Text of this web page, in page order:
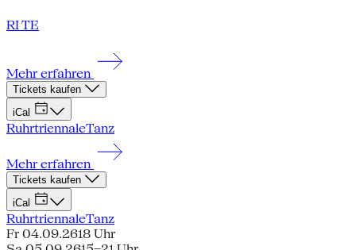
RI TE
Mehr erfahren
Tickets kaufen
iCal
RuhrtriennaleTanz
Mehr erfahren
Tickets kaufen
iCal
RuhrtriennaleTanz
Fr 04.09.2618 Uhr